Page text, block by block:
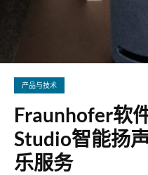
产品与技术
Fraunhofer软
Studio智能扬
乐服务